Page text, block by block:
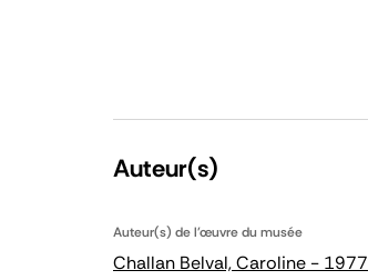
Auteur(s)
Auteur(s) de l'œuvre du musée
Challan Belval, Caroline - 1977